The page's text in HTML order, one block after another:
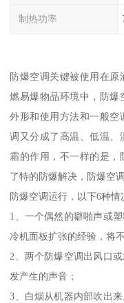
制热功率
防爆空调关键被使用在
燃易爆物品环境中，防爆
外形和使用方法和一般空
调又分成了高温、低温、
霜的作用，不一样的是，
了特的防爆解决，防爆空
防爆空调运行，以下6种情
1、一个偶然的噼啪声或
冷机面板扩张的经验，将
2、两个防爆空调出风口
发产生的声音；
3、白烟从机器内部吹出